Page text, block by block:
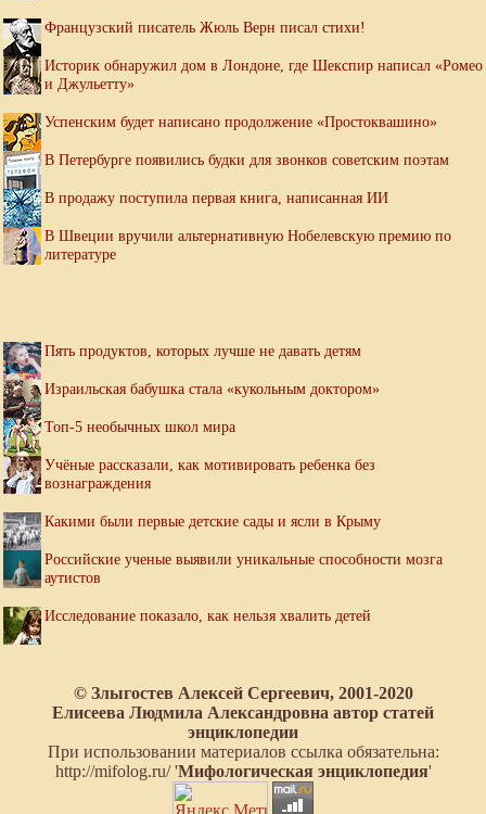
Французский писатель Жюль Верн писал стихи!
Историк обнаружил дом в Лондоне, где Шекспир написал «Ромео
и Джульетту»
Успенским будет написано продолжение «Простоквашино»
В Петербурге появились будки для звонков советским поэтам
В продажу поступила первая книга, написанная ИИ
В Швеции вручили альтернативную Нобелевскую премию по
литературе
Пять продуктов, которых лучше не давать детям
Израильская бабушка стала «кукольным доктором»
Топ-5 необычных школ мира
Учёные рассказали, как мотивировать ребенка без
вознаграждения
Какими были первые детские сады и ясли в Крыму
Российские ученые выявили уникальные способности мозга
аутистов
Исследование показало, как нельзя хвалить детей
© Злыгостев Алексей Сергеевич, 2001-2020
Елисеева Людмила Александровна автор статей
энциклопедии
При использовании материалов ссылка обязательна:
http://mifolog.ru/ 'Мифологическая энциклопедия'